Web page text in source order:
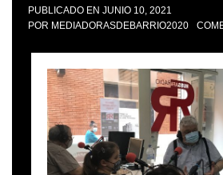
PUBLICADO EN JUNIO 10, 2021
POR MEDIADORASDEBARRIO2020